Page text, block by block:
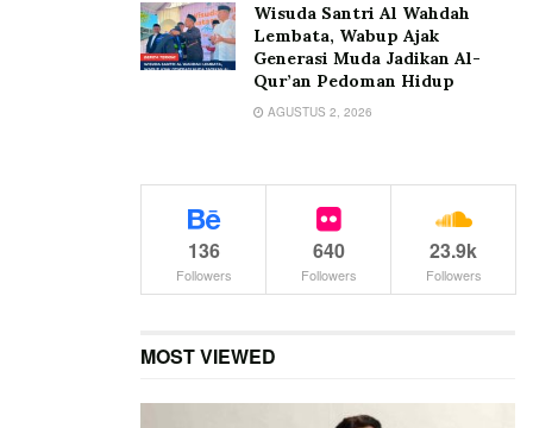
Wisuda Santri Al Wahdah
Lembata, Wabup Ajak
Generasi Muda Jadikan Al-
Qur’an Pedoman Hidup
AGUSTUS 2, 2026
136
Followers
640
Followers
23.9k
Followers
MOST VIEWED